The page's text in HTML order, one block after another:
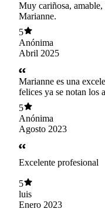
Muy cariñosa,
Marianne.
5
Anónima
Abril 2025
Marianne es una
felices ya se notan los
5
Anónima
Agosto 2023
Excelente profesional
5
luis
Enero 2023